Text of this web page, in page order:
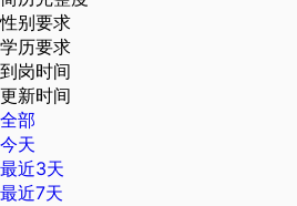
性别要求
学历要求
到岗时间
更新时间
全部
今天
最近3天
最近7天